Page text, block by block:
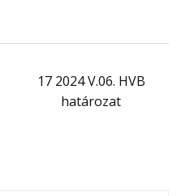
17 2024 V.06. HVB
határozat